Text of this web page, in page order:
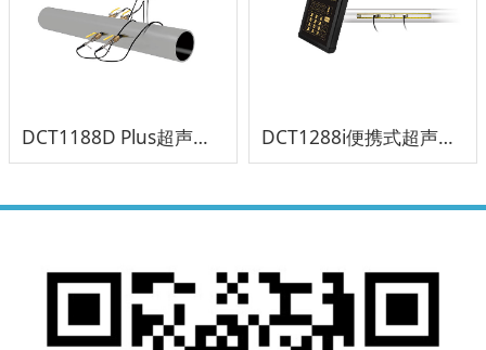
DCT1188D Plus超声波流量计及分析仪 DCT1288i便携式超声波流量计及流量分析仪